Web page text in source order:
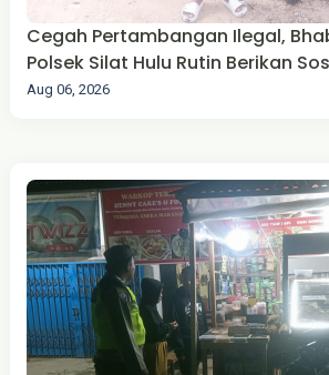
Cegah Pertambangan Ilegal,
Polsek Silat Hulu Rutin Berikan
Aug 06, 2026